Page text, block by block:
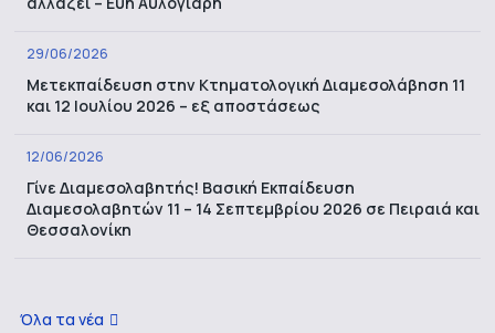
29/06/2026
Μετεκπαίδευση στην Κτηματολογική Διαμεσολάβηση 11
και 12 Ιουλίου 2026 – εξ αποστάσεως
12/06/2026
Γίνε Διαμεσολαβητής! Βασική Εκπαίδευση
Διαμεσολαβητών 11 – 14 Σεπτεμβρίου 2026 σε Πειραιά και
Θεσσαλονίκη
Όλα τα νέα